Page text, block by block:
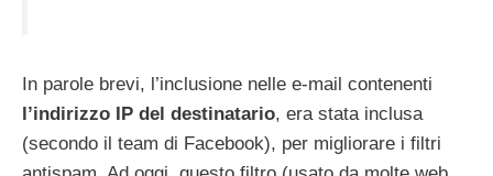
In parole brevi, l’inclusione nelle e-mail contenenti
l’indirizzo IP del destinatario, era stata inclusa
(secondo il team di Facebook), per migliorare i filtri